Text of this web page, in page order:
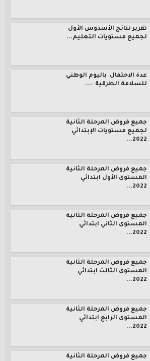
تقرير نتائج الأسدوس الأول
لجميع مستويات التعليم...
عدة الاحتفال باليوم الوطني
للسلامة الطرقية –...
جميع فروض المرحلة الثانية
لجميع مستويات الإبتدائي
2022...
جميع فروض المرحلة الثانية
المستوى الأول ابتدائي
2022...
جميع فروض المرحلة الثانية
المستوى الثاني ابتدائي
2022...
جميع فروض المرحلة الثانية
المستوى الثالث ابتدائي
2022...
جميع فروض المرحلة الثانية
المستوى الرابع ابتدائي
2022...
جميع فروض المرحلة الثانية